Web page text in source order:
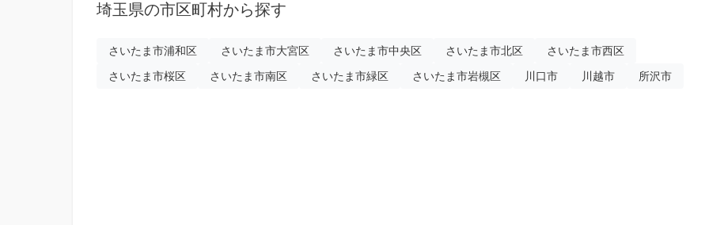
埼玉県の市区町村から探す
さいたま市浦和区 さいたま市大宮区 さいたま市中央区 さいたま市北区
さいたま市西区
さいたま市桜区
さいたま市南区 さいたま市緑区 さいたま市岩槻区 川口市 川越市 所沢市